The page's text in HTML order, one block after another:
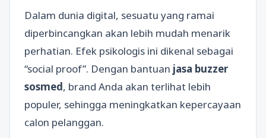
Dalam dunia digital, sesuatu yang ramai
diperbincangkan akan lebih mudah menarik
perhatian. Efek psikologis ini dikenal sebagai
“social proof”. Dengan bantuan jasa buzzer
sosmed, brand Anda akan terlihat lebih
populer, sehingga meningkatkan kepercayaan
calon pelanggan.